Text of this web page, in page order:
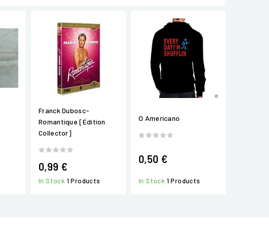
Franck Dubosc-
Romantique [Édition
Collector]
0,99 €
In Stock 1 Products
O Americano
0,50 €
In Stock 1 Products